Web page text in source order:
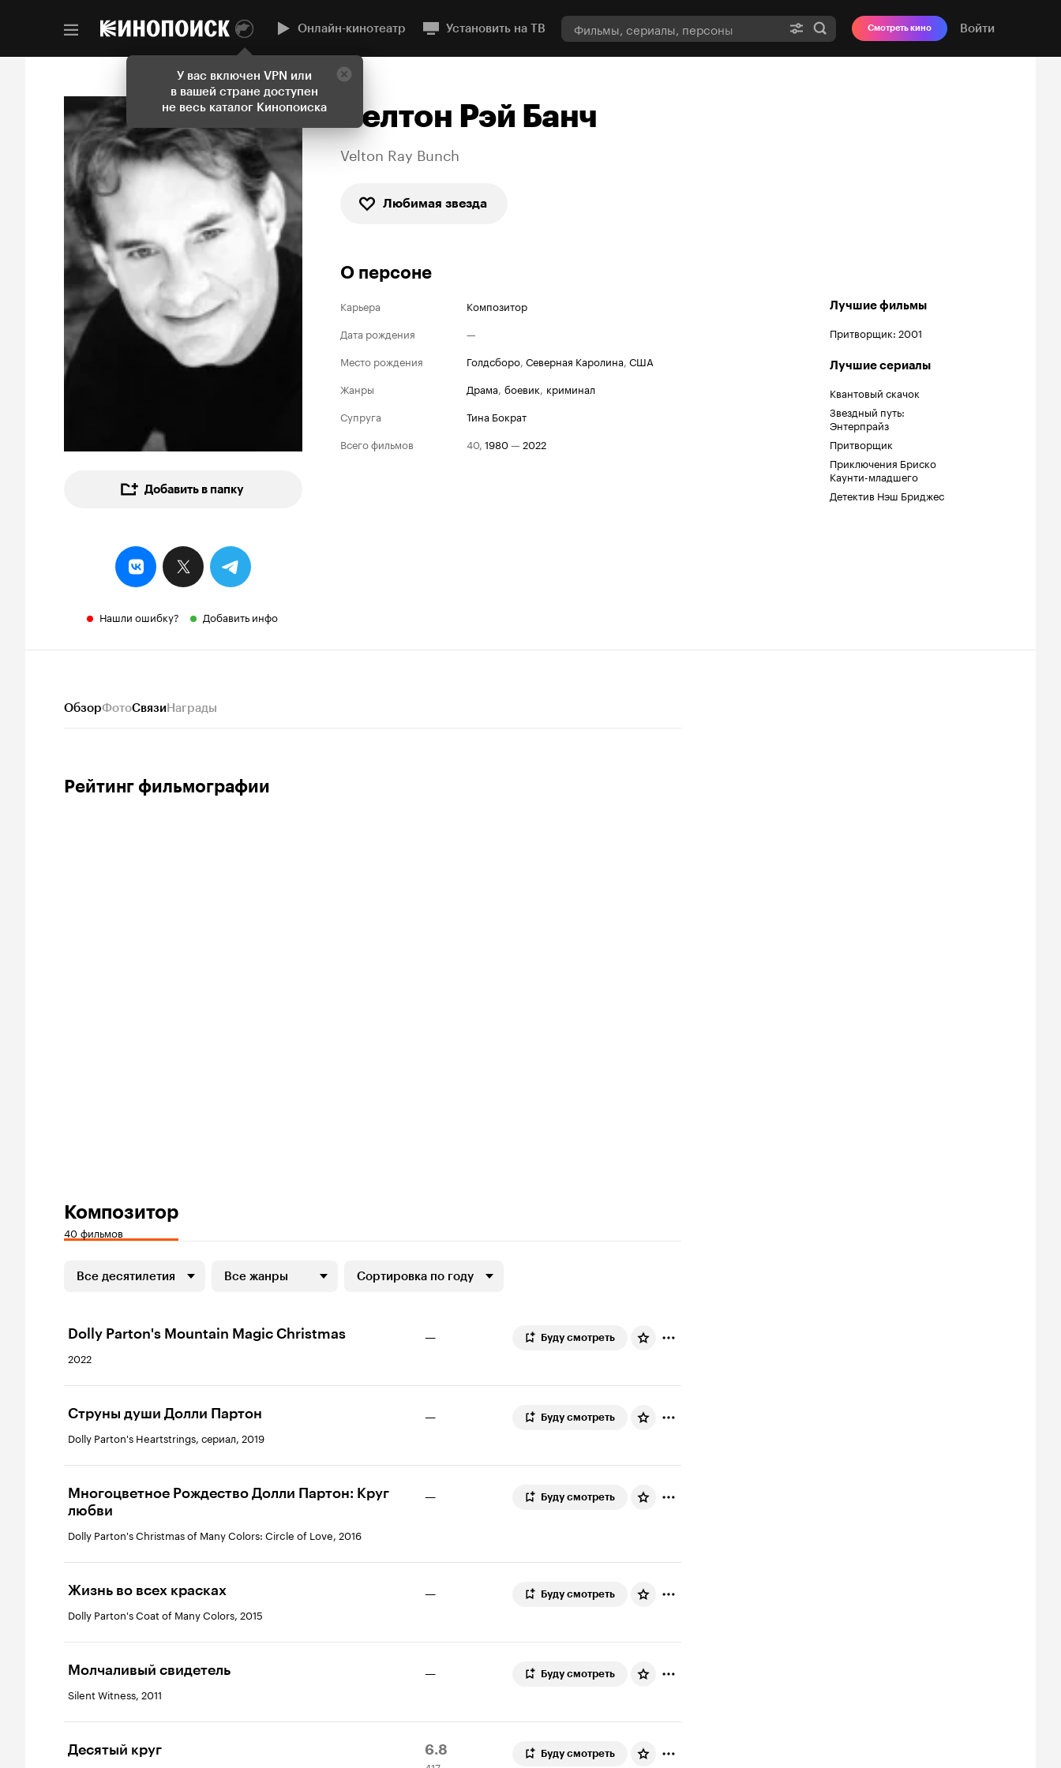
У вас включен VPN или
в вашей стране доступен
не весь каталог Кинопоиска
Онлайн-кинотеатр Установить на ТВ Смотреть кино Войти
Добавить в папку
Нашли ошибку? Добавить инфо
Велтон Рэй Банч
Velton Ray Bunch
Любимая звезда
О персоне
Карьера
Композитор
Дата рождения
—
Место рождения
Голдсборо, Северная Каролина, США
Жанры
драма, боевик, криминал
Супруга
Тина Бократ
Всего фильмов
40, 1980— 2022
Лучшие фильмы
Притворщик: 2001
Лучшие сериалы
Квантовый скачок
Звездный путь:
Энтерпрайз
Притворщик
Приключения Бриско
Каунти-младшего
Детектив Нэш Бриджес
ОбзорФотоСвязиНаграды
Рейтинг фильмографии
Композитор
40 фильмов
Все десятилетия Все жанры Сортировка по году
Dolly Parton's Mountain Magic Christmas
2022
— Буду смотреть
Струны души Долли Партон
Dolly Parton's Heartstrings, сериал, 2019
— Буду смотреть
Многоцветное Рождество Долли Партон: Круг
любви
Dolly Parton's Christmas of Many Colors: Circle of Love, 2016
— Буду смотреть
Жизнь во всех красках
Dolly Parton's Coat of Many Colors, 2015
— Буду смотреть
Молчаливый свидетель
Silent Witness, 2011
— Буду смотреть
Десятый круг
Рейтинг
6.8
417
Буду смотреть